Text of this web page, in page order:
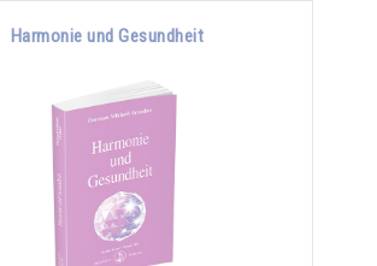
Harmonie und Gesundheit